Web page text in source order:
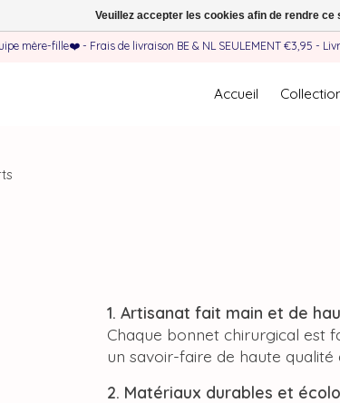
mère-fille❤️ - Frais de livraison BE & NL SEULEMENT €3,95 -
Accueil
1. Artisanat fait main et de
Chaque bonnet chirurgical est
un savoir-faire de haute qualité
2. Matériaux durables et
Veuillez accepter les cookies afin de rendre